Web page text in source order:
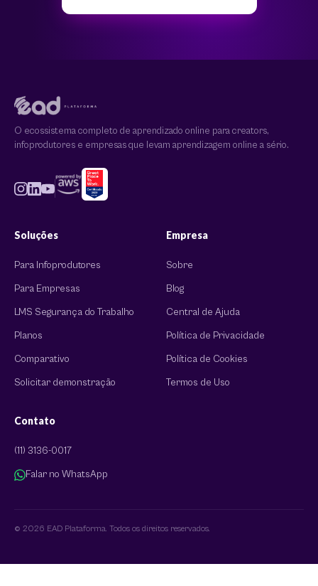
O ecossistema completo de aprendizado online para creators,
infoprodutores e empresas que levam aprendizagem online a sério.
Soluções
Para Infoprodutores
Para Empresas
LMS Segurança do Trabalho
Planos
Comparativo
Solicitar demonstração
Empresa
Sobre
Blog
Central de Ajuda
Política de Privacidade
Política de Cookies
Termos de Uso
Contato
(11) 3136-0017
Falar no WhatsApp
© 2026 EAD Plataforma. Todos os direitos reservados.